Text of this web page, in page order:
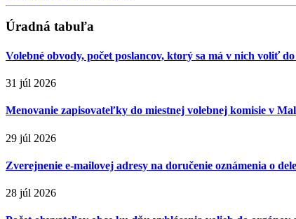
Úradná tabuľa
Volebné obvody, počet poslancov, ktorý sa má v nich voliť
31 júl 2026
Menovanie zapisovateľky do miestnej volebnej komisie v
29 júl 2026
Zverejnenie e-mailovej adresy na doručenie oznámenia o
28 júl 2026